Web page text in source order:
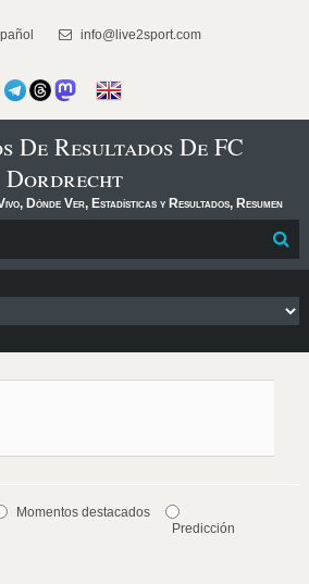
info@live2sport.com
De Resultados De FC
Dordrecht
Dónde Ver, Estadísticas y Resultados, Resumen
Momentos destacados
Predicción